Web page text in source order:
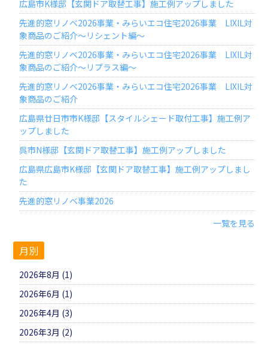
広島市K様邸【玄関ドア取替工事】施工例アップしました
先進的窓リノベ2026事業・みらいエコ住宅2026事業 LIXIL対
象商品のご紹介～リシェント編～
先進的窓リノベ2026事業・みらいエコ住宅2026事業 LIXIL対
象商品のご紹介～リプラス編～
先進的窓リノベ2026事業・みらいエコ住宅2026事業 LIXIL対
象商品のご紹介
広島県廿日市市K様邸【スタイルシェード取付工事】施工例ア
ップしました
呉市N様邸【玄関ドア取替工事】施工例アップしました
広島県広島市K様邸【玄関ドア取替工事】施工例アップしまし
た
先進的窓リノベ事業2026
一覧を見る
月別
2026年8月 (1)
2026年6月 (1)
2026年4月 (3)
2026年3月 (2)